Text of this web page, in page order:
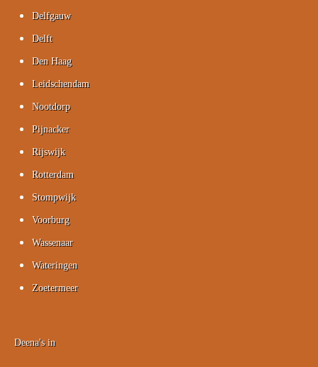
Delfgauw
Delft
Den Haag
Leidschendam
Nootdorp
Pijnacker
Rijswijk
Rotterdam
Stompwijk
Voorburg
Wassenaar
Wateringen
Zoetermeer
Deena's in